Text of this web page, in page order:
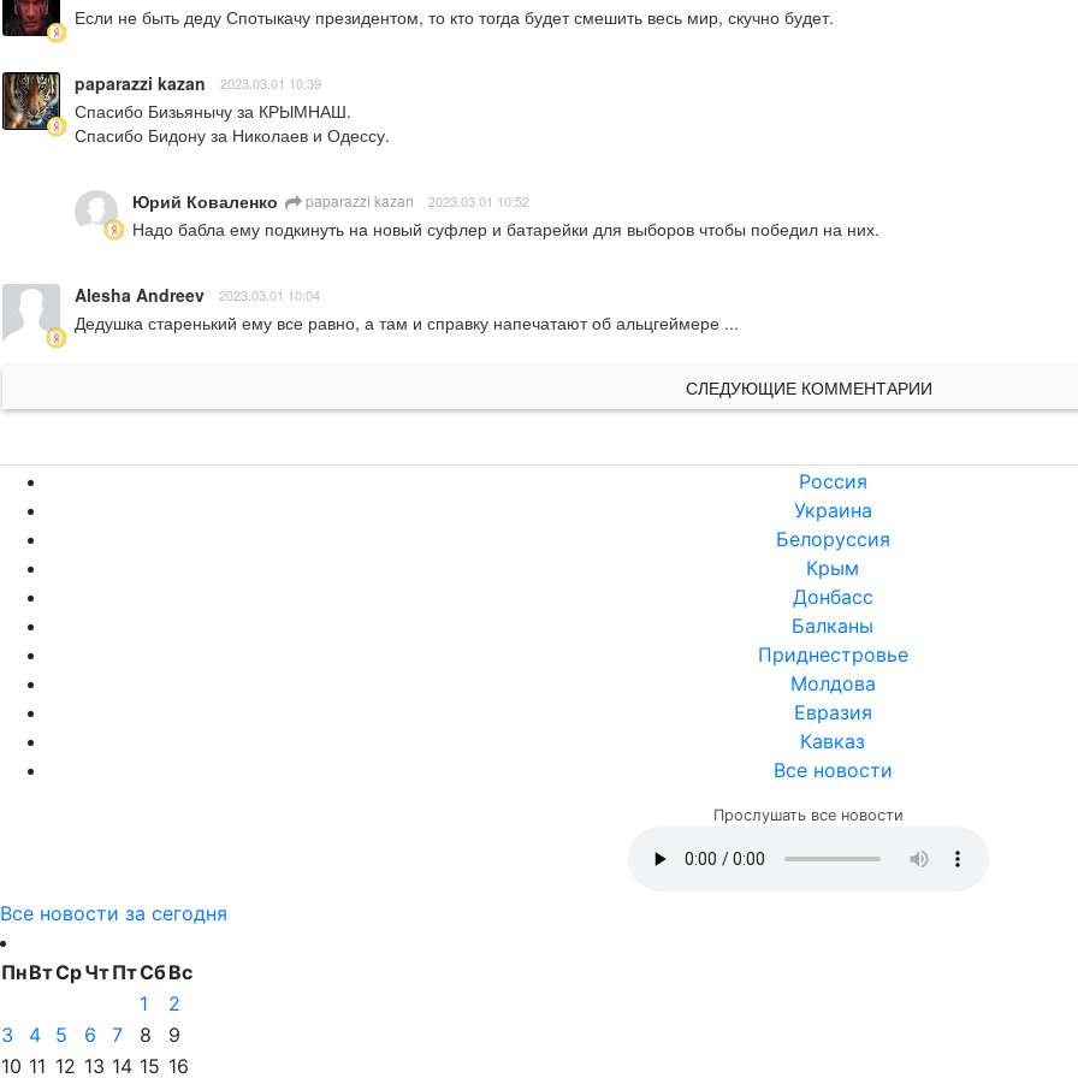
Если не быть деду Спотыкачу президентом, то кто тогда будет смешить весь мир, скучно будет.
paparazzi kazan 2023.03.01 10:39
Спасибо Бизьянычу за КРЫМНАШ.
Спасибо Бидону за Николаев и Одессу.
Юрий Коваленко paparazzi kazan 2023.03.01 10:52
Надо бабла ему подкинуть на новый суфлер и батарейки для выборов чтобы победил на них.
Alesha Andreev 2023.03.01 10:04
Дедушка старенький ему все равно, а там и справку напечатают об альцгеймере ...
СЛЕДУЮЩИЕ КОММЕНТАРИИ
Россия
Украина
Белоруссия
Крым
Донбасс
Балканы
Приднестровье
Молдова
Евразия
Кавказ
Все новости
Прослушать все новости
Все новости за сегодня
ПнВтСрЧтПтСбВс
1
2
3
4 5 6 7 8
9
10 11 12 13 14 15 16